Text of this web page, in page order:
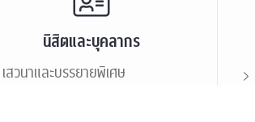
นิสิตและบุคลากร
เสวนาและบรรยายพิเศษ